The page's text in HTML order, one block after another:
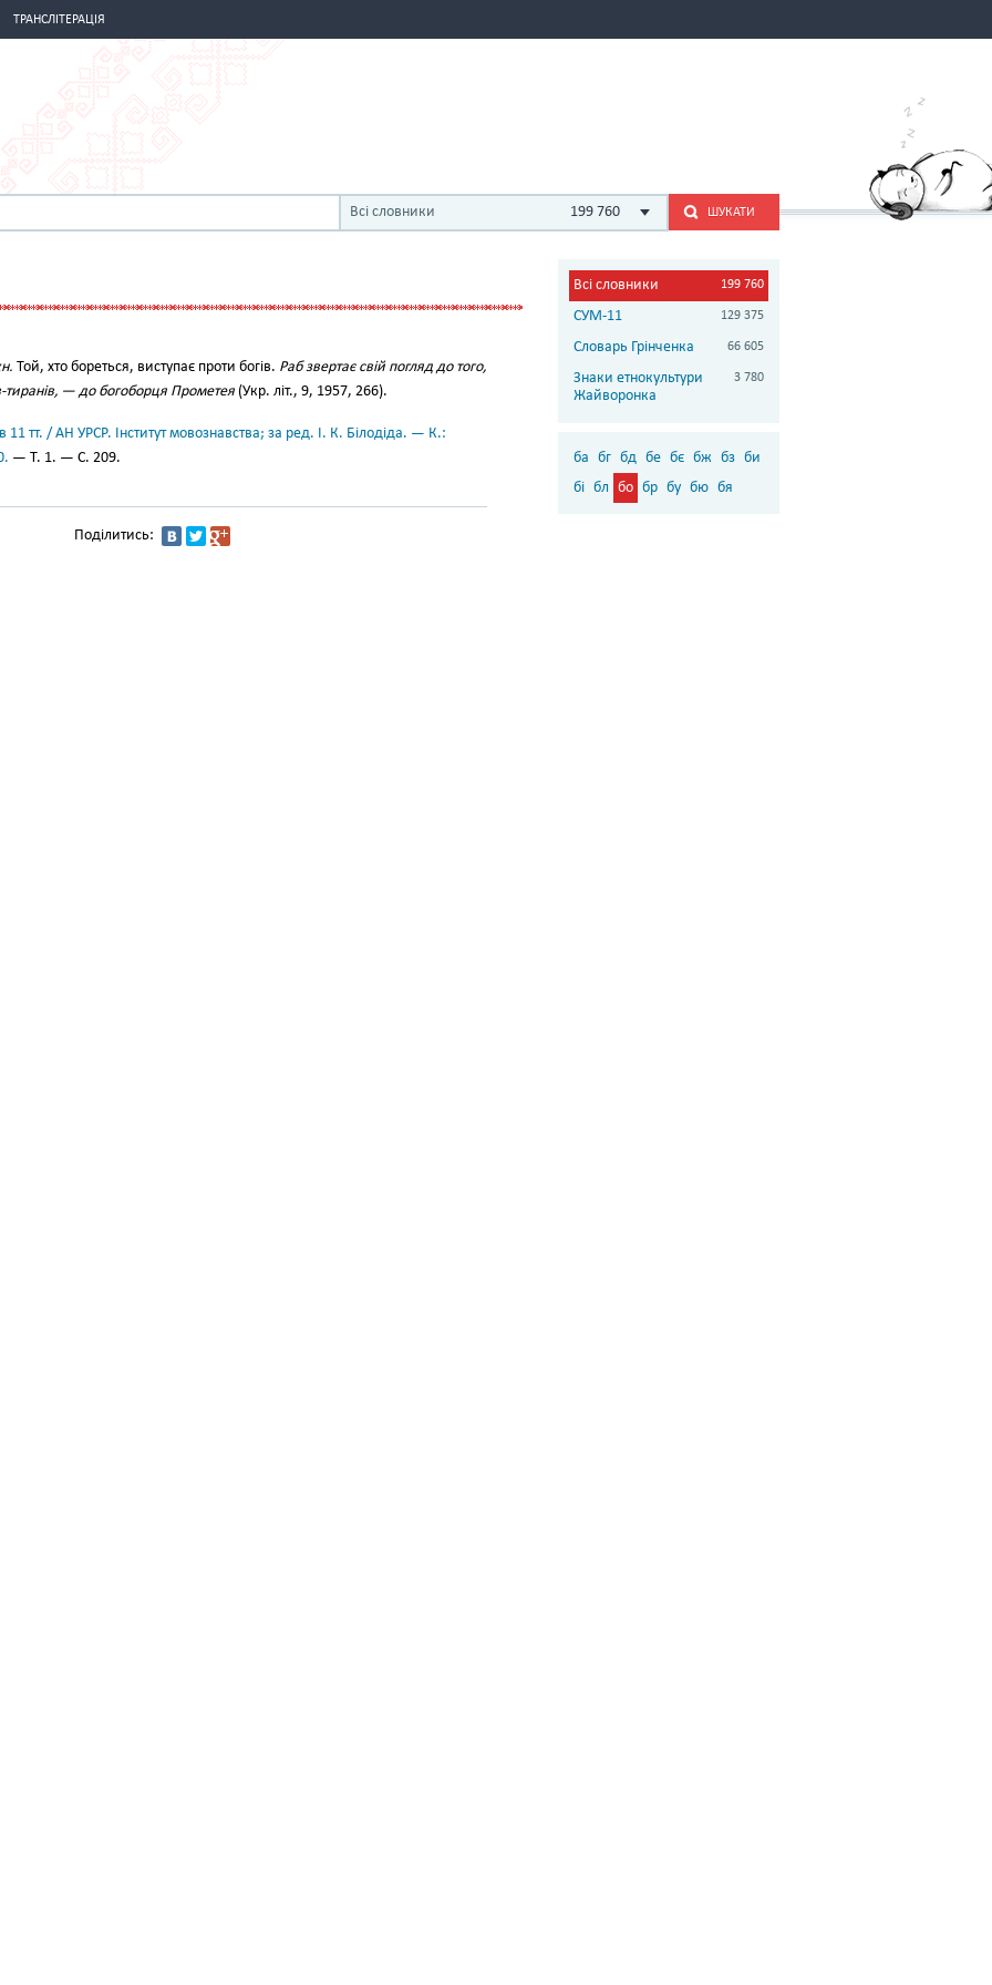
ТРАНСЛІТЕРАЦІЯ
Всі словники 199 760 ШУКАТИ
Той, хто бореться, виступає проти богів. Раб звертає свій погляд до того,
тиранів, — до богоборця Прометея (Укр. літ., 9, 1957, 266).
11 тт. / АН УРСР. Інститут мовознавства; за ред. І. К. Білодіда. — К.:
— Т. 1. — С. 209.
Поділитись:
Всі словники 199 760
СУМ-11 129 375
Словарь Грінченка 66 605
Знаки етнокультури
Жайворонка
3 780
ба бг бд бе бє бж бз би
бі бл бо бр бу бю бя